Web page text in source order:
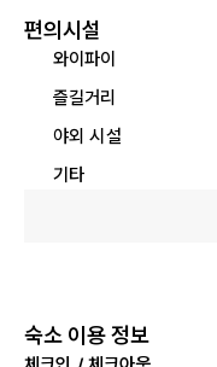
편의시설
와이파이
즐길거리
야외 시설
기타
숙소 이용 정보